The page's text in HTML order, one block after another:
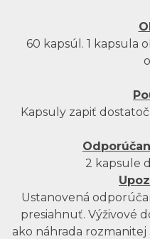
60 kapsúl. 1 kapsula
Kapsuly zapiť
2 kapsule
Ustanovená
presiahnuť. Výživové
ako náhrada